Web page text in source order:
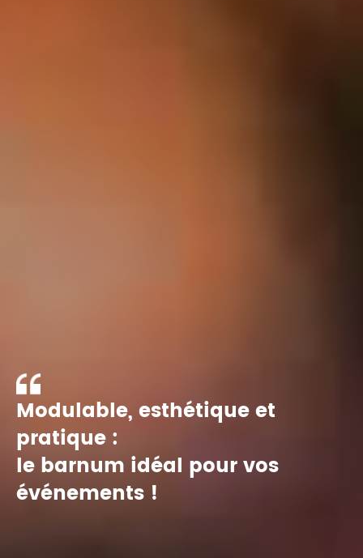
Modulable, esthétique et
pratique :
le barnum idéal pour vos
événements !